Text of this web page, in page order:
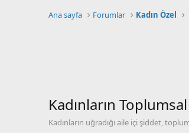
Ana sayfa Forumlar Kadın Özel
Kadınların
Kadınların uğradığı aile içi şiddet,